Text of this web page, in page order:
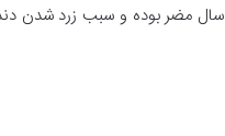
یکی دیگر از دلایل زرد شدن دندان ها مصرف برخی از دارو ها می باشد برای مثال تجویز دارویی هایی مثل